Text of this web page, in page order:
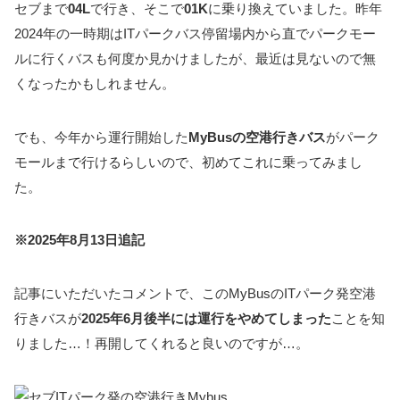
セブまで04Lで行き、そこで01Kに乗り換えていました。昨年
2024年の一時期はITパークバス停留場内から直でパークモー
ルに行くバスも何度か見かけましたが、最近は見ないので無
くなったかもしれません。
でも、今年から運行開始したMyBusの空港行きバスがパーク
モールまで行けるらしいので、初めてこれに乗ってみまし
た。
※2025年8月13日追記
記事にいただいたコメントで、このMyBusのITパーク発空港
行きバスが2025年6月後半には運行をやめてしまったことを知
りました…！再開してくれると良いのですが…。